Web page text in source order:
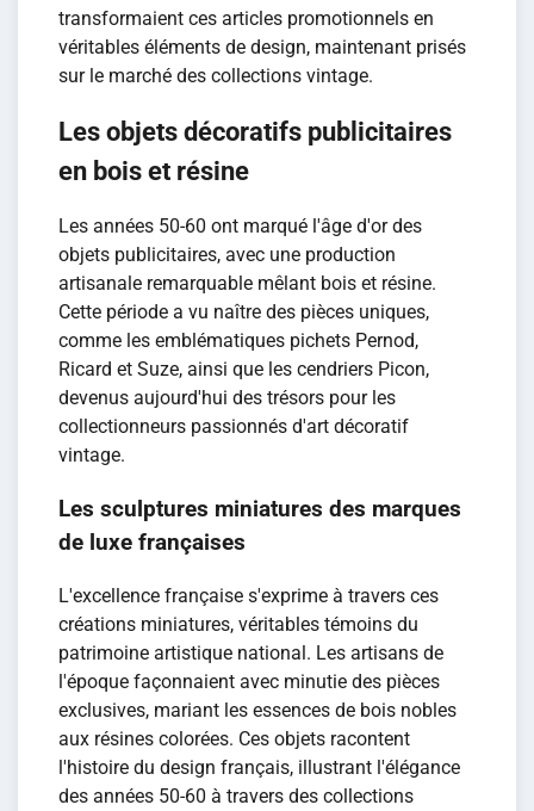
transformaient ces articles promotionnels en
véritables éléments de design, maintenant prisés
sur le marché des collections vintage.
Les objets décoratifs publicitaires
en bois et résine
Les années 50-60 ont marqué l'âge d'or des
objets publicitaires, avec une production
artisanale remarquable mêlant bois et résine.
Cette période a vu naître des pièces uniques,
comme les emblématiques pichets Pernod,
Ricard et Suze, ainsi que les cendriers Picon,
devenus aujourd'hui des trésors pour les
collectionneurs passionnés d'art décoratif
vintage.
Les sculptures miniatures des marques
de luxe françaises
L'excellence française s'exprime à travers ces
créations miniatures, véritables témoins du
patrimoine artistique national. Les artisans de
l'époque façonnaient avec minutie des pièces
exclusives, mariant les essences de bois nobles
aux résines colorées. Ces objets racontent
l'histoire du design français, illustrant l'élégance
des années 50-60 à travers des collections